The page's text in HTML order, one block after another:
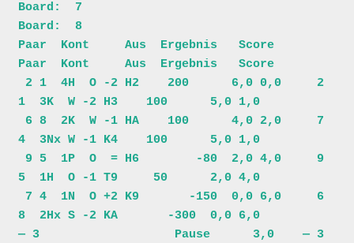
Board:  7
Board:  8
Paar  Kont     Aus  Ergebnis   Score
Paar  Kont     Aus  Ergebnis   Score
1  3K  W -2 H3    100      5,0 1,0
4  3Nx W -1 K4    100      5,0 1,0
5  1H  O -1 T9     50      2,0 4,0
8  2Hx S -2 KA       -300  0,0 6,0
— 3                   Pause      3,0    — 3